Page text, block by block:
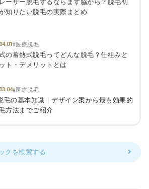
ーザー脱毛するならまず脇から？脱毛初
知りたい脱毛の実際まとめ
#医療脱毛
の蓄熱式脱毛ってどんな脱毛？仕組みと
ト・デメリットとは
#医療脱毛
毛の基本知識｜デザイン案から最も効果的
方法までご紹介
クを検索する